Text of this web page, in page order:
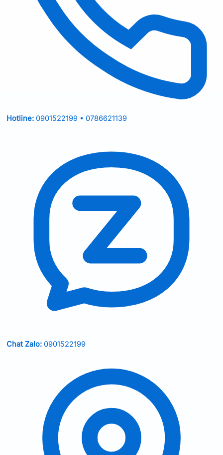
Hotline: 0901522199 • 0786621139
Chat Zalo: 0901522199